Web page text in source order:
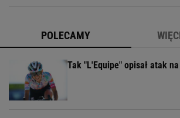
POLECAMY
Tak "L'Equipe" opisał atak